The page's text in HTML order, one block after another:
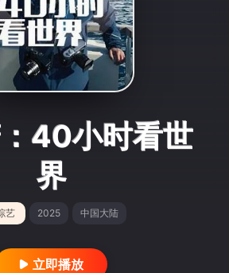
40小时看世
界
艺 2025 中国大陆
立即播放